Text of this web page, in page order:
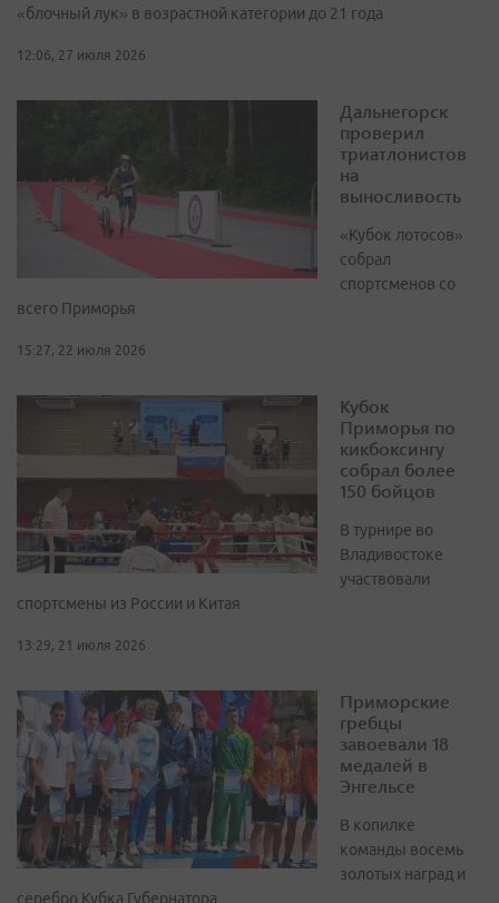
«блочный лук» в возрастной категории до 21 года
12:06, 27 июля 2026
Дальнегорск
проверил
триатлонистов
на
выносливость
«Кубок лотосов»
собрал
спортсменов со
всего Приморья
15:27, 22 июля 2026
Кубок
Приморья по
кикбоксингу
собрал более
150 бойцов
В турнире во
Владивостоке
участвовали
спортсмены из России и Китая
13:29, 21 июля 2026
Приморские
гребцы
завоевали 18
медалей в
Энгельсе
В копилке
команды восемь
золотых наград и
серебро Кубка Губернатора